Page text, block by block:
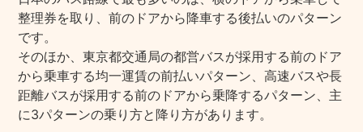
整理券を取り、前のドアから降車する後払いのパターン
です。
そのほか、東京都交通局の都営バスが採用する前のドア
から乗車する均一運賃の前払いパターン、高速バスや長
距離バスが採用する前のドアから乗降するパターン、主
に3パターンの乗り方と降り方があります。